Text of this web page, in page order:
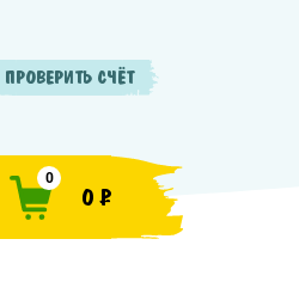
ПРОВЕРИТЬ СЧЁТ
0
0 ₽